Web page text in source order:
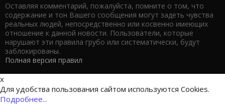
Оставляя комментарий, пожалуйста, помните о том, что
содержание и тон Вашего сообщения могут задеть чувства
реальных людей, непосредственно или косвенно имеющих
отношение к данной новости. Пользователи, которые
нарушают эти правила грубо или систематически, будут
заблокированы.
Полная версия правил
x
Для удобства пользования сайтом используются Cookies.
Подробнее...